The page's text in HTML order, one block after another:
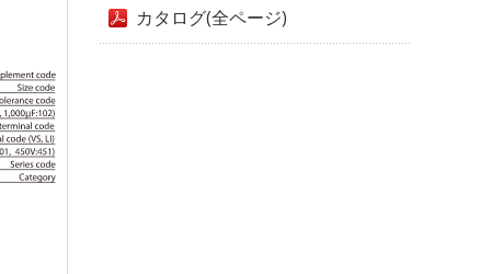
カタログ(全ページ)